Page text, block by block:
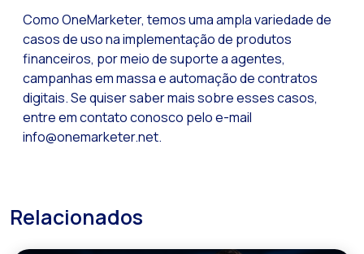
Como OneMarketer, temos uma ampla variedade de
casos de uso na implementação de produtos
financeiros, por meio de suporte a agentes,
campanhas em massa e automação de contratos
digitais. Se quiser saber mais sobre esses casos,
entre em contato conosco pelo e-mail
info@onemarketer.net.
Relacionados